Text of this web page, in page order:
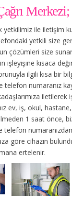
Merkezi;
yetkilimiz ile iletişim
yetkili size
çözümleri size
işleyişine kısaca
ilgili kısa bir
telefon numaranız
iletilerek
ev, iş, okul,
1 saat önce,
telefon
göre cihazın
ertelenir.